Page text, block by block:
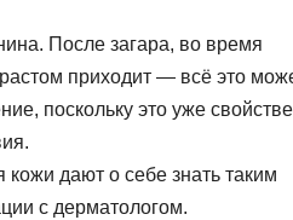
После загара, во время
приходит — всё это
поскольку это уже
дают о себе знать таким
с дерматологом.